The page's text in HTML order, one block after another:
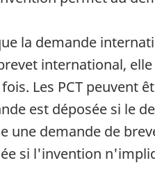
la demande
international,
Les PCT peuvent
est déposée si le
demande de
si l'invention